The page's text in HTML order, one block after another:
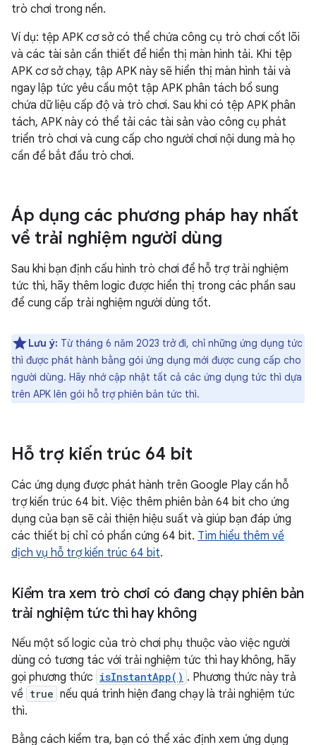
trò chơi trong nền.
Ví dụ: tệp APK cơ sở có thể chứa công cụ trò chơi cốt lõi
và các tài sản cần thiết để hiển thị màn hình tải. Khi tệp
APK cơ sở chạy, tập APK này sẽ hiển thị màn hình tải và
ngay lập tức yêu cầu một tập APK phân tách bổ sung
chứa dữ liệu cấp độ và trò chơi. Sau khi có tệp APK phân
tách, APK này có thể tải các tài sản vào công cụ phát
triển trò chơi và cung cấp cho người chơi nội dung mà họ
cần để bắt đầu trò chơi.
Áp dụng các phương pháp hay nhất
về trải nghiệm người dùng
Sau khi bạn định cấu hình trò chơi để hỗ trợ trải nghiệm
tức thì, hãy thêm logic được hiển thị trong các phần sau
để cung cấp trải nghiệm người dùng tốt.
Lưu ý: Từ tháng 6 năm 2023 trở đi, chỉ những ứng dụng tức
thì được phát hành bằng gói ứng dụng mới được cung cấp cho
người dùng. Hãy nhớ cập nhật tất cả các ứng dụng tức thì dựa
trên APK lên gói hỗ trợ phiên bản tức thì.
Hỗ trợ kiến trúc 64 bit
Các ứng dụng được phát hành trên Google Play cần hỗ
trợ kiến trúc 64 bit. Việc thêm phiên bản 64 bit cho ứng
dụng của bạn sẽ cải thiện hiệu suất và giúp bạn đáp ứng
các thiết bị chỉ có phần cứng 64 bit. Tìm hiểu thêm về
dịch vụ hỗ trợ kiến trúc 64 bit.
Kiểm tra xem trò chơi có đang chạy phiên bản
trải nghiệm tức thì hay không
Nếu một số logic của trò chơi phụ thuộc vào việc người
dùng có tương tác với trải nghiệm tức thì hay không, hãy
gọi phương thức isInstantApp() . Phương thức này trả
về true nếu quá trình hiện đang chạy là trải nghiệm tức
thì.
Bằng cách kiểm tra, bạn có thể xác định xem ứng dụng